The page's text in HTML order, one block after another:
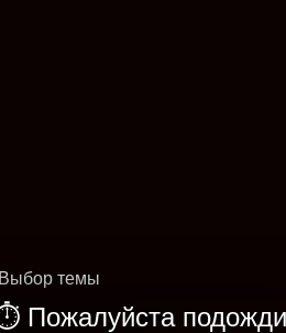
Пожалуйста